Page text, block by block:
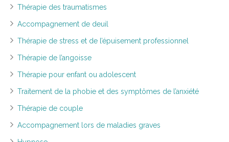
Thérapie des traumatismes
Accompagnement de deuil
Thérapie de stress et de l’épuisement professionnel
Thérapie de l’angoisse
Thérapie pour enfant ou adolescent
Traitement de la phobie et des symptômes de l’anxiété
Thérapie de couple
Accompagnement lors de maladies graves